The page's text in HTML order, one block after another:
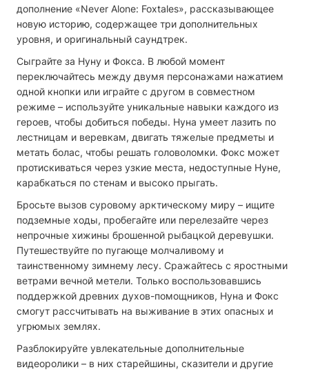
дополнение «Never Alone: Foxtales», рассказывающее
новую историю, содержащее три дополнительных
уровня, и оригинальный саундтрек.
Сыграйте за Нуну и Фокса. В любой момент
переключайтесь между двумя персонажами нажатием
одной кнопки или играйте с другом в совместном
режиме – используйте уникальные навыки каждого из
героев, чтобы добиться победы. Нуна умеет лазить по
лестницам и веревкам, двигать тяжелые предметы и
метать болас, чтобы решать головоломки. Фокс может
протискиваться через узкие места, недоступные Нуне,
карабкаться по стенам и высоко прыгать.
Бросьте вызов суровому арктическому миру – ищите
подземные ходы, пробегайте или перелезайте через
непрочные хижины брошенной рыбацкой деревушки.
Путешествуйте по пугающе молчаливому и
таинственному зимнему лесу. Сражайтесь с яростными
ветрами вечной метели. Только воспользовавшись
поддержкой древних духов-помощников, Нуна и Фокс
смогут рассчитывать на выживание в этих опасных и
угрюмых землях.
Разблокируйте увлекательные дополнительные
видеоролики – в них старейшины, сказители и другие